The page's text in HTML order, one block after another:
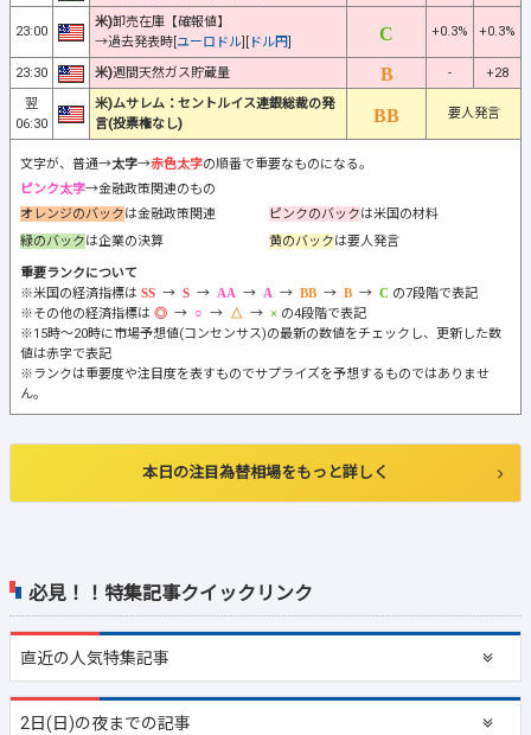
必見！！特集記事クイックリンク
直近の人気特集記事
2日(日)の夜までの記事
23:00
米)卸売在庫【確報値】
→過去発表時[ユーロドル][ ドル円]
+0.3% +0.3%
23:30 米)週間天然ガス貯蔵量 -
+28
翌
06:30
米)ムサレム：セントルイス連銀総裁の発
言(投票権なし)
要人発言
文字が、普通→太字→赤色太字の順番で重要なものになる。
ピンク太字→金融政策関連のもの
オレンジのバックは金融政策関連 ピンクのバックは米国の材料
緑のバックは企業の決算 黄のバックは要人発言
重要ランクについて
※米国の経済指標は
→ → → → → →
の7段階で表記
※その他の経済指標は
→ → →
の4段階で表記
※15時～20時に市場予想値(コンセンサス)の最新の数値をチェックし、更新した数
値は赤字で表記
※ランクは重要度や注目度を表すものでサプライズを予想するものではありませ
ん。
本日の注目為替相場をもっと詳しく